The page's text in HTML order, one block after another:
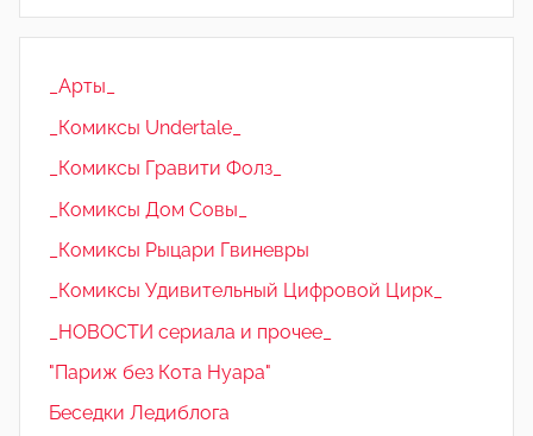
_Арты_
_Комиксы Undertale_
_Комиксы Гравити Фолз_
_Комиксы Дом Совы_
_Комиксы Рыцари Гвиневры
_Комиксы Удивительный Цифровой Цирк_
_НОВОСТИ сериала и прочее_
"Париж без Кота Нуара"
Беседки Ледиблога